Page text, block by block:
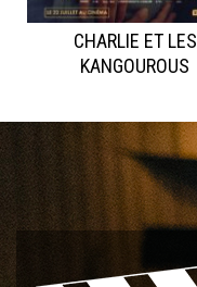
CHARLIE ET LES
KANGOUROUS